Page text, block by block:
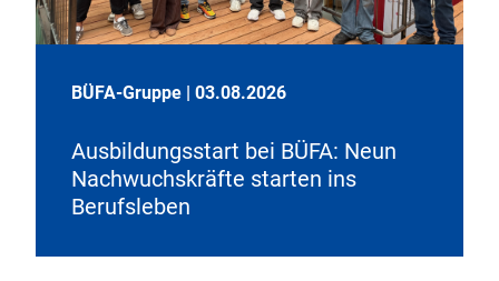
BÜFA-Gruppe | 03.08.2026
Ausbildungsstart bei BÜFA: Neun
Nachwuchskräfte starten ins
Berufsleben